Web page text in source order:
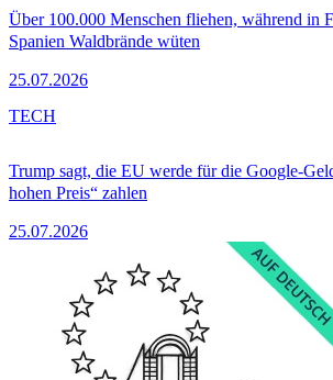
Über 100.000 Menschen fliehen, während in
Spanien Waldbrände wüten
25.07.2026
Trump sagt, die EU werde für die Google-
hohen Preis“ zahlen
25.07.2026
TECH